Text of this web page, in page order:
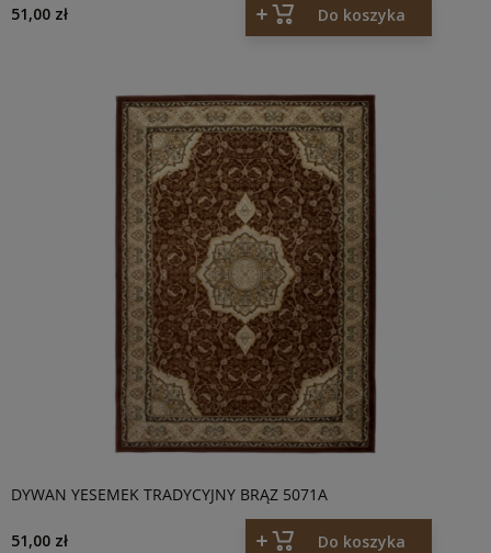
51,00 zł Do koszyka
DYWAN YESEMEK TRADYCYJNY BRĄZ 5071A
51,00 zł Do koszyka